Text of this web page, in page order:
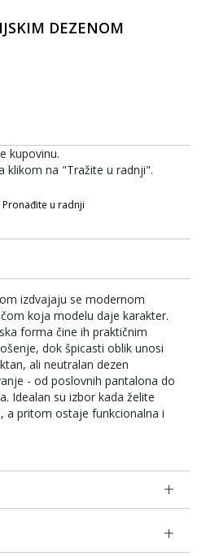
izdvajaju se modernom
koja modelu daje karakter.
forma čine ih praktičnim
dok špicasti oblik unosi
ali neutralan dezen
- od poslovnih pantalona do
Idealan su izbor kada želite
a pritom ostaje funkcionalna i
DEZENOM
kupovinu.
klikom na "Tražite u radnji".
Pronađite u radnji